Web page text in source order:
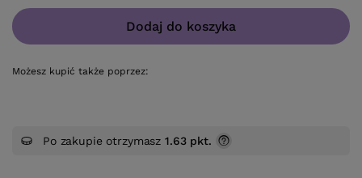
Dodaj do koszyka
Możesz kupić także poprzez:
Po zakupie otrzymasz1.63 pkt.